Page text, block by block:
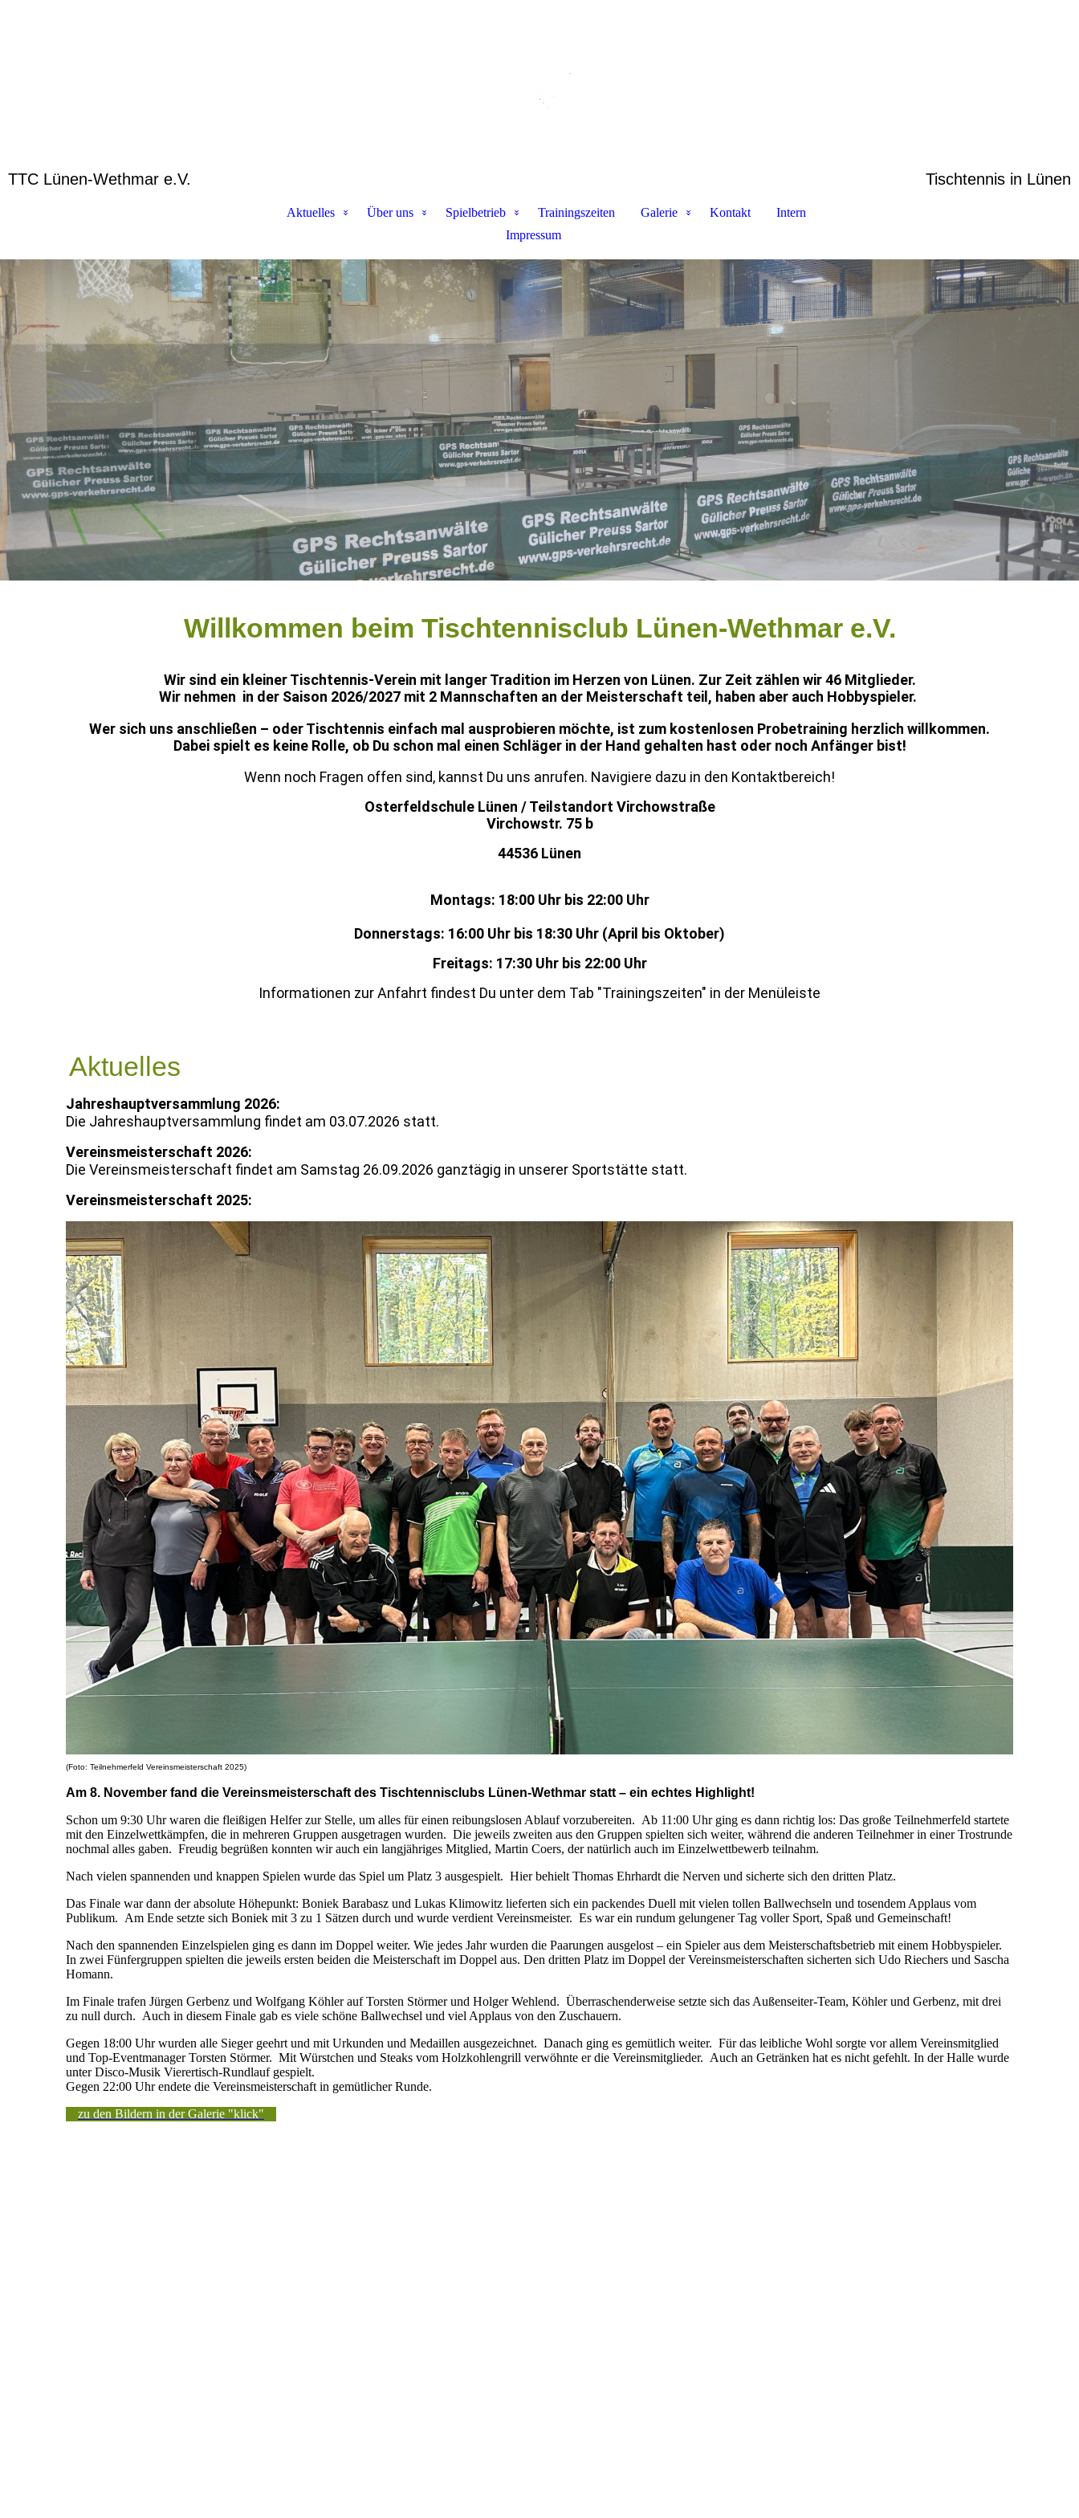
TTC Lünen-Wethmar e.V. Tischtennis in Lünen
Aktuelles Über uns Spielbetrieb Trainingszeiten Galerie Kontakt
Intern
Impressum
Willkommen beim Tischtennisclub Lünen-Wethmar e.V.
Wir sind ein kleiner Tischtennis-Verein mit langer Tradition im Herzen von Lünen. Zur Zeit zählen wir 46 Mitglieder.
Wir nehmen in der Saison 2026/2027 mit 2 Mannschaften an der Meisterschaft teil, haben aber auch Hobbyspieler.
Wer sich uns anschließen – oder Tischtennis einfach mal ausprobieren möchte, ist zum kostenlosen Probetraining herzlich willkommen.
Dabei spielt es keine Rolle, ob Du schon mal einen Schläger in der Hand gehalten hast oder noch Anfänger bist!
Wenn noch Fragen offen sind, kannst Du uns anrufen. Navigiere dazu in den Kontaktbereich!
Osterfeldschule Lünen / Teilstandort Virchowstraße
Virchowstr. 75 b
44536 Lünen
Montags: 18:00 Uhr bis 22:00 Uhr
Donnerstags: 16:00 Uhr bis 18:30 Uhr (April bis Oktober)
Freitags: 17:30 Uhr bis 22:00 Uhr
Informationen zur Anfahrt findest Du unter dem Tab "Trainingszeiten" in der Menüleiste
Aktuelles
Jahreshauptversammlung 2026:
Die Jahreshauptversammlung findet am 03.07.2026 statt.
Vereinsmeisterschaft 2026:
Die Vereinsmeisterschaft findet am Samstag 26.09.2026 ganztägig in unserer Sportstätte statt.
Vereinsmeisterschaft 2025:
(Foto: Teilnehmerfeld Vereinsmeisterschaft 2025)
Am 8. November fand die Vereinsmeisterschaft des Tischtennisclubs Lünen-Wethmar statt – ein echtes Highlight!
Schon um 9:30 Uhr waren die fleißigen Helfer zur Stelle, um alles für einen reibungslosen Ablauf vorzubereiten. Ab 11:00 Uhr ging es dann richtig los: Das große Teilnehmerfeld startete
mit den Einzelwettkämpfen, die in mehreren Gruppen ausgetragen wurden. Die jeweils zweiten aus den Gruppen spielten sich weiter, während die anderen Teilnehmer in einer Trostrunde
nochmal alles gaben. Freudig begrüßen konnten wir auch ein langjähriges Mitglied, Martin Coers, der natürlich auch im Einzelwettbewerb teilnahm.
Nach vielen spannenden und knappen Spielen wurde das Spiel um Platz 3 ausgespielt. Hier behielt Thomas Ehrhardt die Nerven und sicherte sich den dritten Platz.
Das Finale war dann der absolute Höhepunkt: Boniek Barabasz und Lukas Klimowitz lieferten sich ein packendes Duell mit vielen tollen Ballwechseln und tosendem Applaus vom
Publikum. Am Ende setzte sich Boniek mit 3 zu 1 Sätzen durch und wurde verdient Vereinsmeister. Es war ein rundum gelungener Tag voller Sport, Spaß und Gemeinschaft!
Nach den spannenden Einzelspielen ging es dann im Doppel weiter. Wie jedes Jahr wurden die Paarungen ausgelost – ein Spieler aus dem Meisterschaftsbetrieb mit einem Hobbyspieler.
In zwei Fünfergruppen spielten die jeweils ersten beiden die Meisterschaft im Doppel aus. Den dritten Platz im Doppel der Vereinsmeisterschaften sicherten sich Udo Riechers und Sascha
Homann.
Im Finale trafen Jürgen Gerbenz und Wolfgang Köhler auf Torsten Störmer und Holger Wehlend. Überraschenderweise setzte sich das Außenseiter-Team, Köhler und Gerbenz, mit drei
zu null durch. Auch in diesem Finale gab es viele schöne Ballwechsel und viel Applaus von den Zuschauern.
Gegen 18:00 Uhr wurden alle Sieger geehrt und mit Urkunden und Medaillen ausgezeichnet. Danach ging es gemütlich weiter. Für das leibliche Wohl sorgte vor allem Vereinsmitglied
und Top-Eventmanager Torsten Störmer. Mit Würstchen und Steaks vom Holzkohlengrill verwöhnte er die Vereinsmitglieder. Auch an Getränken hat es nicht gefehlt. In der Halle wurde
unter Disco-Musik Vierertisch-Rundlauf gespielt.
Gegen 22:00 Uhr endete die Vereinsmeisterschaft in gemütlicher Runde.
zu den Bildern in der Galerie "klick"